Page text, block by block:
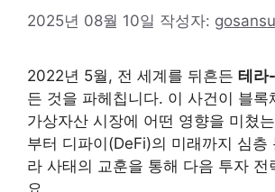
2025년 08월 10일 작성자:
2022년 5월, 전 세계를 뒤흔든 테라
든 것을 파헤칩니다. 이 사건이 블록
가상자산 시장에 어떤 영향을 미쳤
부터 디파이(DeFi)의 미래까지 심층
라 사태의 교훈을 통해 다음 투자 전
요.